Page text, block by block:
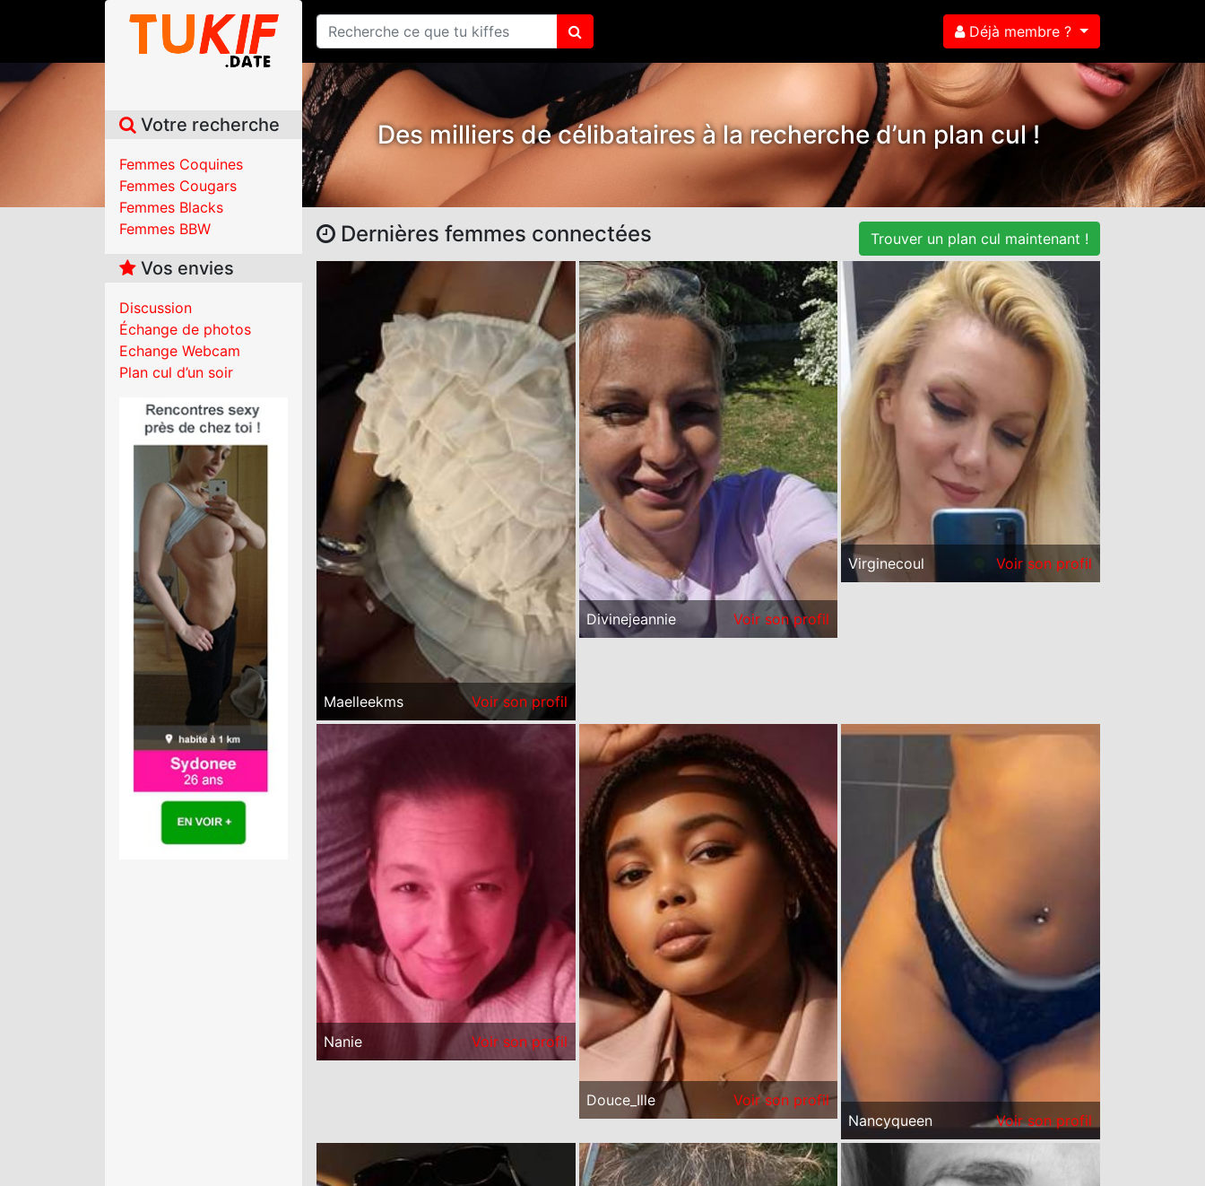
Déjà membre ?
Des milliers de célibataires à la recherche d’un plan cul !
Votre recherche
Femmes Coquines
Femmes Cougars
Femmes Blacks
Femmes BBW
Vos envies
Discussion
Échange de photos
Echange Webcam
Plan cul d’un soir
Trouver un plan cul maintenant !
Dernières femmes connectées
Maelleekms Voir son profil
Divinejeannie Voir son profil
Virginecoul Voir son profil
Nanie Voir son profil
Douce_Ille
Voir son profil
Nancyqueen
Voir son profil